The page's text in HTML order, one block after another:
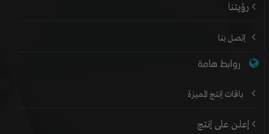
رؤيتنا
إتصل بنا
روابط هامة
باقات إنتج المميزة
إعلن على إنتج